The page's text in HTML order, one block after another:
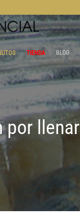
TIENDA BLOG
por llenar